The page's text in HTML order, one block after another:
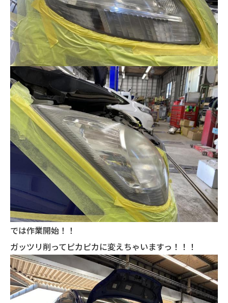
では作業開始！！
ガッツリ削ってピカピカに変えちゃいますっ！！！